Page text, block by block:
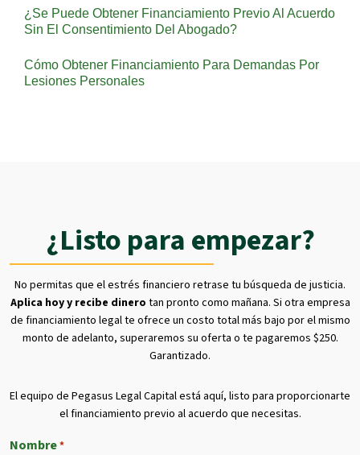
¿Se Puede Obtener Financiamiento Previo Al Acuerdo
Sin El Consentimiento Del Abogado?
Cómo Obtener Financiamiento Para Demandas Por
Lesiones Personales
¿Listo para empezar?
No permitas que el estrés financiero retrase tu búsqueda de justicia.
Aplica hoy y recibe dinero tan pronto como mañana. Si otra empresa
de financiamiento legal te ofrece un costo total más bajo por el mismo
monto de adelanto, superaremos su oferta o te pagaremos $250.
Garantizado.
El equipo de Pegasus Legal Capital está aquí, listo para proporcionarte
el financiamiento previo al acuerdo que necesitas.
Nombre*